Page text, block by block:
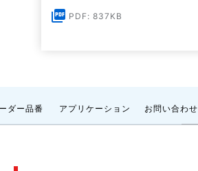
PDF: 837KB
ダー品番 アプリケーション お問い合わせ